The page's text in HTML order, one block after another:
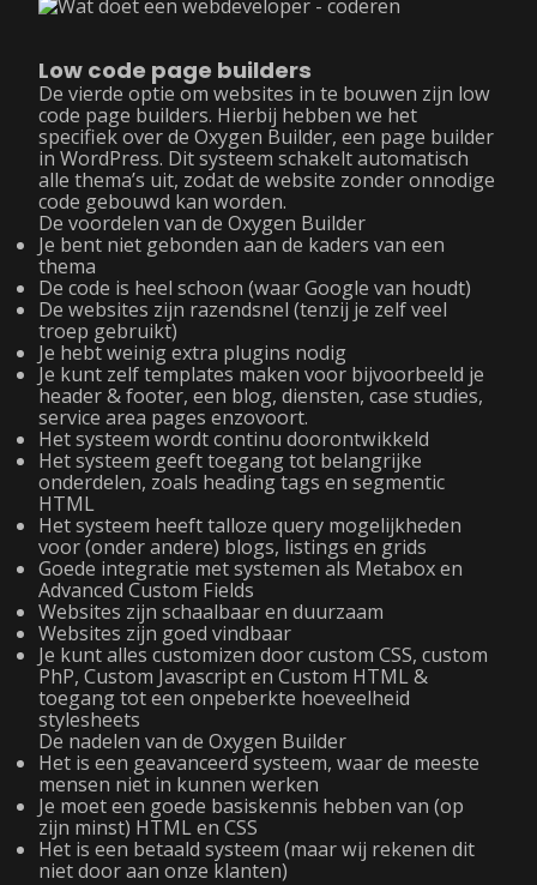
Low code page builders
De vierde optie om websites in te bouwen zijn low
code page builders. Hierbij hebben we het
specifiek over de Oxygen Builder, een page builder
in WordPress. Dit systeem schakelt automatisch
alle thema’s uit, zodat de website zonder onnodige
code gebouwd kan worden.
De voordelen van de Oxygen Builder
Je bent niet gebonden aan de kaders van een
thema
De code is heel schoon (waar Google van houdt)
De websites zijn razendsnel (tenzij je zelf veel
troep gebruikt)
Je hebt weinig extra plugins nodig
Je kunt zelf templates maken voor bijvoorbeeld je
header & footer, een blog, diensten, case studies,
service area pages enzovoort.
Het systeem wordt continu doorontwikkeld
Het systeem geeft toegang tot belangrijke
onderdelen, zoals heading tags en segmentic
HTML
Het systeem heeft talloze query mogelijkheden
voor (onder andere) blogs, listings en grids
Goede integratie met systemen als Metabox en
Advanced Custom Fields
Websites zijn schaalbaar en duurzaam
Websites zijn goed vindbaar
Je kunt alles customizen door custom CSS, custom
PhP, Custom Javascript en Custom HTML &
toegang tot een onpeberkte hoeveelheid
stylesheets
De nadelen van de Oxygen Builder
Het is een geavanceerd systeem, waar de meeste
mensen niet in kunnen werken
Je moet een goede basiskennis hebben van (op
zijn minst) HTML en CSS
Het is een betaald systeem (maar wij rekenen dit
niet door aan onze klanten)